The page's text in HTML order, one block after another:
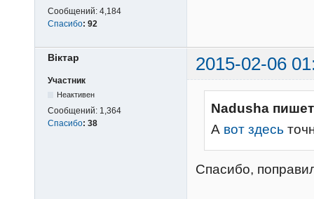
Сообщений: 4,184
Спасибо: 92
Вiктар 2015-02-06
Участник
Неактивен
Сообщений: 1,364
Спасибо: 38
Nadusha
А вот здесь
Спасибо,